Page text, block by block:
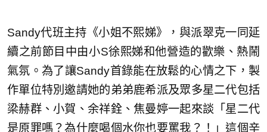
Sandy代班主持《小姐不熙娣》，與派翠克一同延
續之前節目中由小S徐熙娣和他營造的歡樂、熱鬧
氣氛。為了讓Sandy首錄能在放鬆的心情之下，製
作單位特別邀請她的弟弟鹿希派及眾多星二代包括
梁赫群、小賀、余祥銓、焦曼婷一起來談「星二代
是原罪嗎？為什麼喝個水你也要罵我？！」這個辛